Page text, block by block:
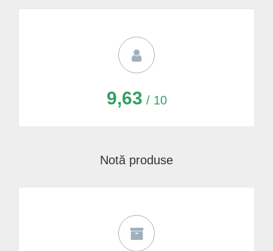
9,63 / 10
Notă produse